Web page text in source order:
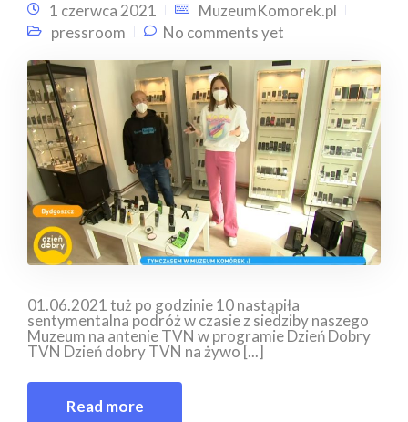
1 czerwca 2021
MuzeumKomorek.pl
pressroom
No comments yet
01.06.2021 tuż po godzinie 10 nastąpiła
sentymentalna podróż w czasie z siedziby naszego
Muzeum na antenie TVN w programie Dzień Dobry
TVN Dzień dobry TVN na żywo [...]
Read more